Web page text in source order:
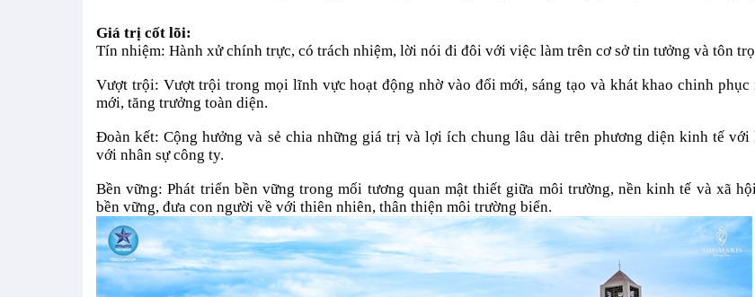
Giá trị cốt lõi:
Tín nhiệm: Hành xử chính trực, có trách nhiệm, lời nói đi đôi với việc làm trên cơ sở tin tưởng và tôn
Vượt trội: Vượt trội trong mọi lĩnh vực hoạt động nhờ vào đổi mới, sáng tạo và khát khao chinh phục
mới, tăng trưởng toàn diện.
Đoàn kết: Cộng hưởng và sẻ chia những giá trị và lợi ích chung lâu dài trên phương diện kinh tế với
với nhân sự công ty.
Bền vững: Phát triển bền vững trong mối tương quan mật thiết giữa môi trường, nền kinh tế và xã
bền vững, đưa con người về với thiên nhiên, thân thiện môi trường biển.